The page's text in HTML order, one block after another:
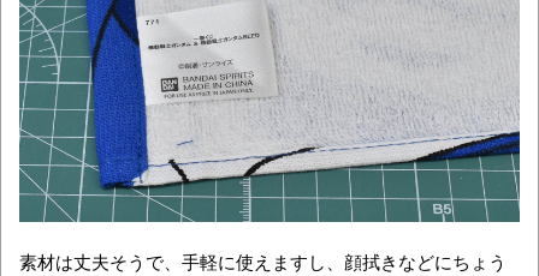
素材は丈夫そうで、手軽に使えますし、顔拭きなどにちょう